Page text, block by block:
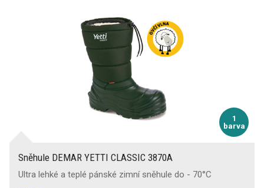
1
barva
Sněhule DEMAR YETTI CLASSIC 3870A
Ultra lehké a teplé pánské zimní sněhule do - 70°C